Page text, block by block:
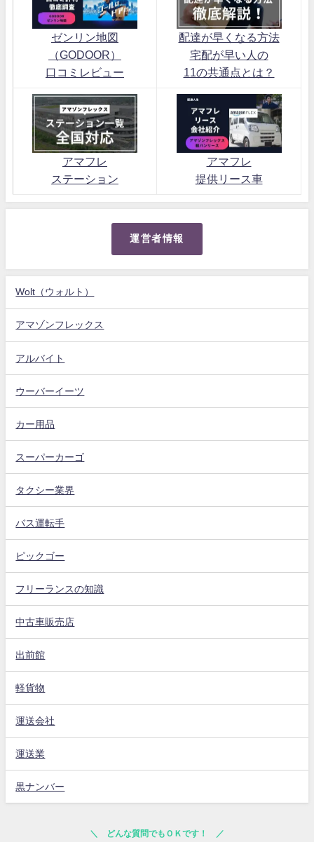
ゼンリン地図
（GODOOR）
口コミレビュー
配達が早くなる方法
宅配が早い人の
11の共通点とは？
アマフレ
ステーション
アマフレ
提供リース車
運営者情報
Wolt（ウォルト）
アマゾンフレックス
アルバイト
ウーバーイーツ
カー用品
スーパーカーゴ
タクシー業界
バス運転手
ピックゴー
フリーランスの知識
中古車販売店
出前館
軽貨物
運送会社
運送業
黒ナンバー
どんな質問でもＯＫです！